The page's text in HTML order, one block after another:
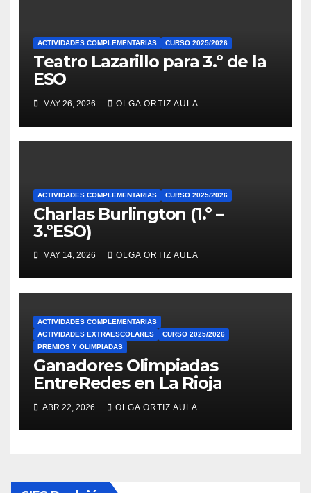
ACTIVIDADES COMPLEMENTARIAS CURSO 2025/2026
Teatro Lazarillo para 3.º de la
ESO
MAY 26, 2026 OLGA ORTIZ AULA
ACTIVIDADES COMPLEMENTARIAS CURSO 2025/2026
Charlas Burlington (1.º –
3.ºESO)
MAY 14, 2026 OLGA ORTIZ AULA
ACTIVIDADES COMPLEMENTARIAS
ACTIVIDADES EXTRAESCOLARES
CURSO 2025/2026
PREMIOS Y OLIMPIADAS
Ganadores Olimpiadas
EntreRedes en La Rioja
ABR 22, 2026 OLGA ORTIZ AULA